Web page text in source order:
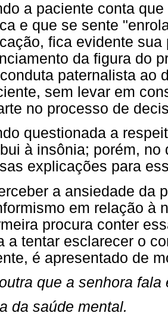
a paciente conta
e que se sente
fica evidente
da figura do
paternalista ao
sem levar em
no processo de
questionada a
à insônia; porém,
explicações para
a ansiedade da
em relação à
procura conter
a tentar esclarecer o
é apresentado de
que a senhora
da saúde mental.